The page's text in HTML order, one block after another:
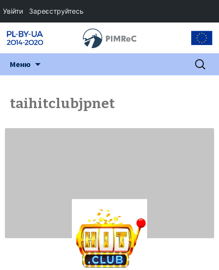
Меню Пошук:
taihitclubjpnet
Увійти Зареєструйтесь